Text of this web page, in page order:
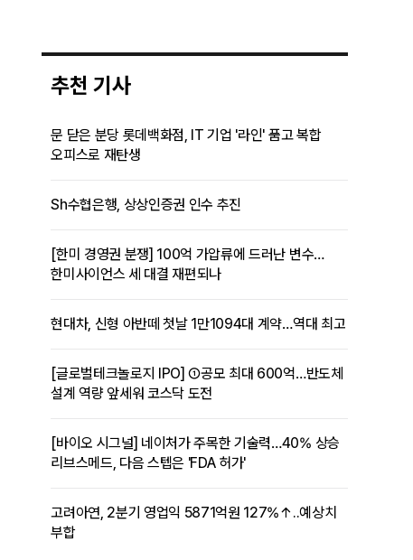
추천 기사
문 닫은 분당 롯데백화점, IT 기업 '라인' 품고 복합
오피스로 재탄생
Sh수협은행, 상상인증권 인수 추진
[한미 경영권 분쟁] 100억 가압류에 드러난 변수…
한미사이언스 세 대결 재편되나
현대차, 신형 아반떼 첫날 1만1094대 계약…역대 최고
[글로벌테크놀로지 IPO] ①공모 최대 600억…반도체
설계 역량 앞세워 코스닥 도전
[바이오 시그널] 네이처가 주목한 기술력…40% 상승
리브스메드, 다음 스텝은 'FDA 허가'
고려아연, 2분기 영업익 5871억원 127%↑..예상치
부합